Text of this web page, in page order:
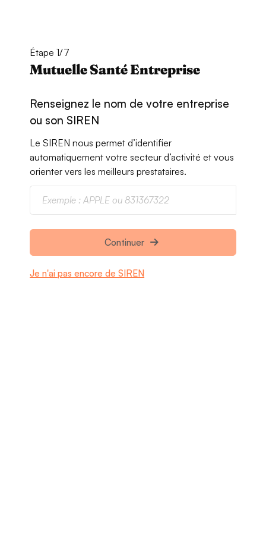
Étape 1/7
Mutuelle Santé Entreprise
Renseignez le nom de votre entreprise
ou son SIREN
Le SIREN nous permet d’identifier
automatiquement votre secteur d’activité et vous
orienter vers les meilleurs prestataires.
Continuer
Je n'ai pas encore de SIREN